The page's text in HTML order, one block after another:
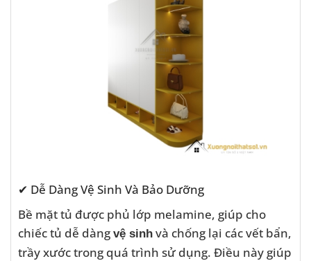
✔ Dễ Dàng Vệ Sinh Và Bảo Dưỡng
Bề mặt tủ được phủ lớp melamine, giúp cho
chiếc tủ dễ dàng vệ sinh và chống lại các vết bẩn,
trầy xước trong quá trình sử dụng. Điều này giúp